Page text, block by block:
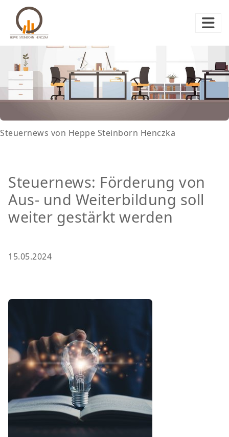
Steuernews von Heppe Steinborn Henczka
Steuernews: Förderung von
Aus- und Weiterbildung soll
weiter gestärkt werden
15.05.2024